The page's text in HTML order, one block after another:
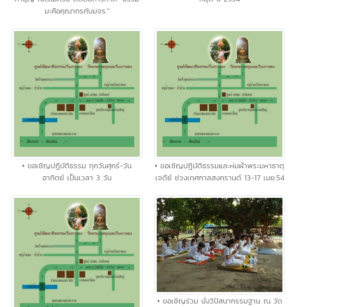
มะคือคุณากรกับมจร."
• ขอเชิญปฏิบัติธรรม ทุกวันศุกร์-วัน
อาทิตย์ เป็นเวลา 3 วัน
• ขอเชิญปฏิบัติธรรมและห่มผ้าพระมหาธาตุ
เจดีย์ ช่วงเทศกาลสงกรานต์ 13-17 เมย.54
• ขอเชิญร่วม นั่งวิปัสนากรรมฐาน ณ วัด